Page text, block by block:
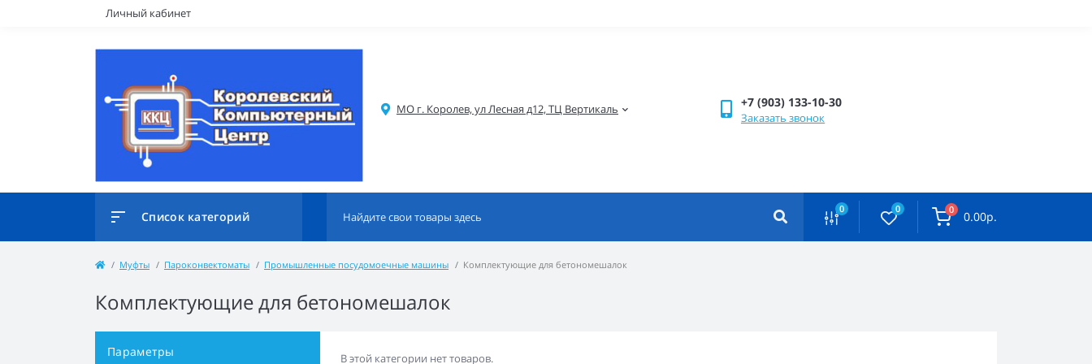
Личный кабинет
МО г. Королев, ул Лесная д12, ТЦ Вертикаль +7 (903) 133-10-30
Заказать звонок
Список категорий 0 0 0 0.00р.
Муфты Пароконвектоматы Промышленные посудомоечные машины Комплектующие для бетономешалок
Комплектующие для бетономешалок
Параметры В этой категории нет товаров.